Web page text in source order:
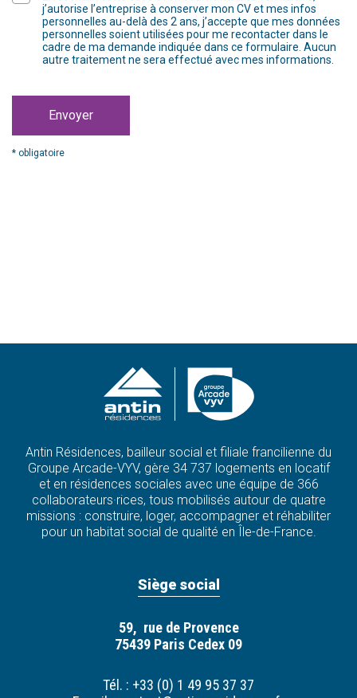
j’autorise l’entreprise à conserver mon CV et mes infos
personnelles au-delà des 2 ans, j’accepte que mes données
personnelles soient utilisées pour me recontacter dans le
cadre de ma demande indiquée dans ce formulaire. Aucun
autre traitement ne sera effectué avec mes informations.
Envoyer
* obligatoire
Antin Résidences, bailleur social et filiale francilienne du
Groupe Arcade-VYV, gère 34 737 logements en locatif
et en résidences sociales avec une équipe de 366
collaborateurs·rices, tous mobilisés autour de quatre
missions : construire, loger, accompagner et réhabiliter
pour un habitat social de qualité en Île-de-France.
Siège social
59, rue de Provence
75439 Paris Cedex 09
Tél. : +33 (0) 1 49 95 37 37